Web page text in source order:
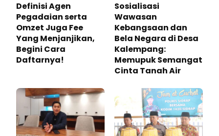
Definisi Agen
Pegadaian serta
Omzet Juga Fee
Yang Menjanjikan,
Begini Cara
Daftarnya!
Sosialisasi
Wawasan
Kebangsaan dan
Bela Negara di Desa
Kalempang:
Memupuk Semangat
Cinta Tanah Air